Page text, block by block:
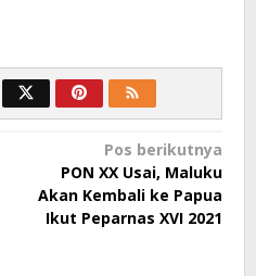
Pos berikutnya
PON XX Usai, Maluku
Akan Kembali ke Papua
Ikut Peparnas XVI 2021